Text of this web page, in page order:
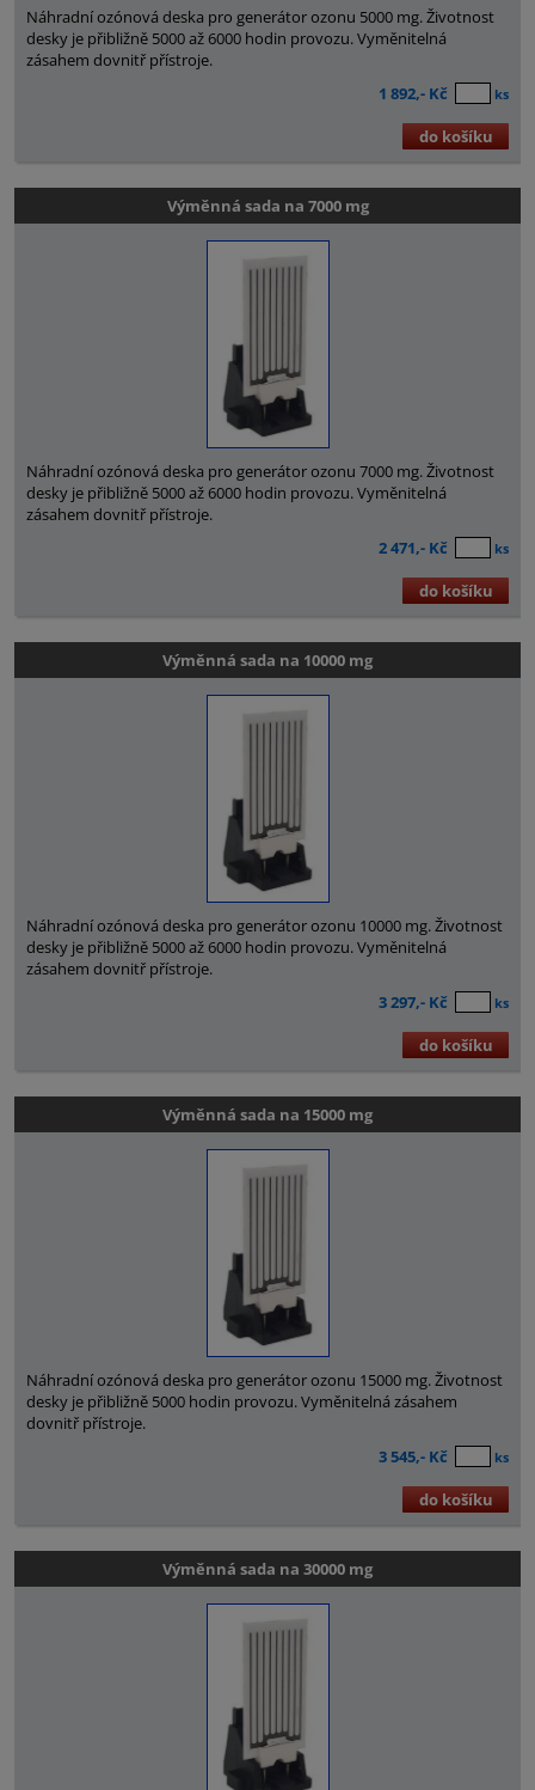
Náhradní ozónová deska pro generátor ozonu 5000 mg. Životnost
desky je přibližně 5000 až 6000 hodin provozu. Vyměnitelná
zásahem dovnitř přístroje.
1 892,- Kč
ks
do košíku
Výměnná sada na 7000 mg
Náhradní ozónová deska pro generátor ozonu 7000 mg. Životnost
desky je přibližně 5000 až 6000 hodin provozu. Vyměnitelná
zásahem dovnitř přístroje.
2 471,- Kč
ks
do košíku
Výměnná sada na 10000 mg
Náhradní ozónová deska pro generátor ozonu 10000 mg. Životnost
desky je přibližně 5000 až 6000 hodin provozu. Vyměnitelná
zásahem dovnitř přístroje.
3 297,- Kč
ks
do košíku
Výměnná sada na 15000 mg
Náhradní ozónová deska pro generátor ozonu 15000 mg. Životnost
desky je přibližně 5000 hodin provozu. Vyměnitelná zásahem
dovnitř přístroje.
3 545,- Kč
ks
do košíku
Výměnná sada na 30000 mg